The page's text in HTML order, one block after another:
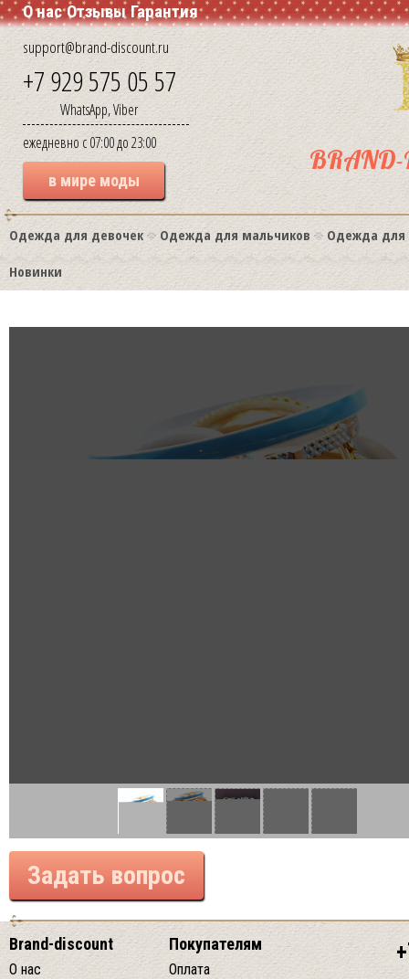
О нас Отзывы Гарантия
support@brand-discount.ru
+7 929 575 05 57
WhatsApp, Viber
ежедневно с 07:00 до 23:00
в мире моды
Одежда для девочек Одежда для мальчиков
Одежда для
Новинки
Задать вопрос
Brand-discount
О нас
Покупателям
Оплата